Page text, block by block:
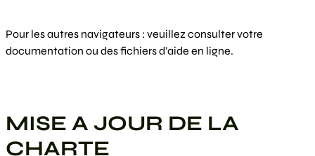
Pour les autres navigateurs : veuillez consulter votre
documentation ou des fichiers d’aide en ligne.
MISE A JOUR DE LA
CHARTE